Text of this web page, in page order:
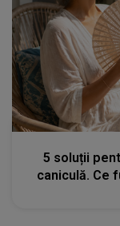
5 soluții
caniculă. Ce